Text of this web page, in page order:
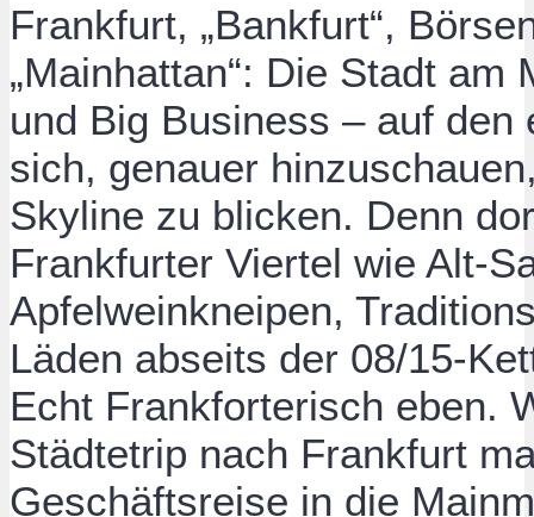
Frankfurt, „Bankfurt“,
„Mainhattan“: Die Stadt
und Big Business – auf
sich, genauer
Skyline zu blicken. Denn
Frankfurter Viertel wie Alt-
Apfelweinkneipen,
Läden abseits der 08/15-
Echt Frankforterisch eben.
Städtetrip nach Frankfurt
Geschäftsreise in die